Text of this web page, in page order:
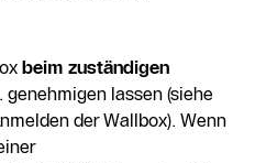
beim zuständigen
genehmigen lassen (siehe
der Wallbox). Wenn